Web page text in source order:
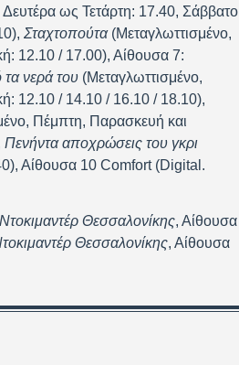
ως Τετάρτη: 17.40, Σάββατο
Σταχτοπούτα(Μεταγλωττισμένο,
12.10 / 17.00), Αίθουσα 7:
νερά του (Μεταγλωττισμένο,
12.10 / 14.10 / 16.10 / 18.10),
Πέμπτη, Παρασκευή και
Πενήντα αποχρώσεις του γκρι
Αίθουσα 10 Comfort (Digital.
Θεσσαλονίκης, Αίθουσα
Θεσσαλονίκης, Αίθουσα